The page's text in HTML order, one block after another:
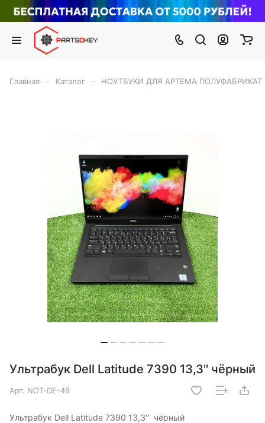
Главная Каталог НОУТБУКИ ДЛЯ АРТЕМА ПОЛУФАБРИКАТ
Ультрабук Dell Latitude 7390 13,3'' чёрный
Арт. NOT-DE-49
Ультрабук Dell Latitude 7390 13,3'' чёрный